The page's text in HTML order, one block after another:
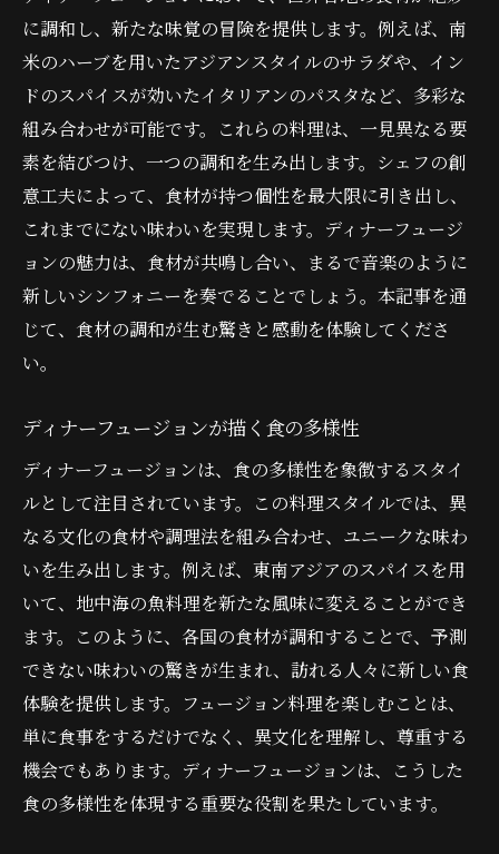
に調和し、新たな味覚の冒険を提供します。例えば、南
米のハーブを用いたアジアンスタイルのサラダや、イン
ドのスパイスが効いたイタリアンのパスタなど、多彩な
組み合わせが可能です。これらの料理は、一見異なる要
素を結びつけ、一つの調和を生み出します。シェフの創
意工夫によって、食材が持つ個性を最大限に引き出し、
これまでにない味わいを実現します。ディナーフュージ
ョンの魅力は、食材が共鳴し合い、まるで音楽のように
新しいシンフォニーを奏でることでしょう。本記事を通
じて、食材の調和が生む驚きと感動を体験してくださ
い。
ディナーフュージョンが描く食の多様性
ディナーフュージョンは、食の多様性を象徴するスタイ
ルとして注目されています。この料理スタイルでは、異
なる文化の食材や調理法を組み合わせ、ユニークな味わ
いを生み出します。例えば、東南アジアのスパイスを用
いて、地中海の魚料理を新たな風味に変えることができ
ます。このように、各国の食材が調和することで、予測
できない味わいの驚きが生まれ、訪れる人々に新しい食
体験を提供します。フュージョン料理を楽しむことは、
単に食事をするだけでなく、異文化を理解し、尊重する
機会でもあります。ディナーフュージョンは、こうした
食の多様性を体現する重要な役割を果たしています。